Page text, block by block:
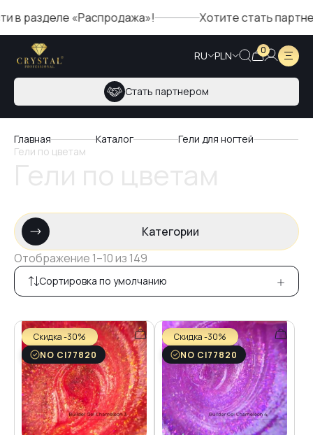
«Распродажа»! Хотите стать партнером
RU PLN 0
Стать партнером
Главная Каталог
Гели для ногтей
Гели по цветам
Категории
Отображение 1–10 из 149
Сортировка по умолчанию
Скидка -30%
NO CI77820
Скидка -30%
NO CI77820